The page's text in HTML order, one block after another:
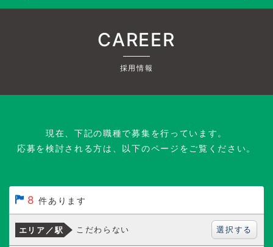
CAREER
採用情報
現在、下記の職種で募集を行っています。
応募を検討される方は、以下のページをご覧ください。
8 件あります
エリア／駅 こだわらない 選択する